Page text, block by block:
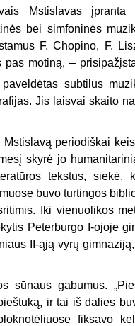
Mstislavas įpranta
bei simfoninės
F. Chopino, F.
motiną, –
subtilus
Jis laisvai skaito
periodiškai
skyrė jo
tekstus, siekė,
buvo turtingos
Iki vienuolikos
Peterburgo I-ojoje
II-ąją vyrų
sūnaus gabumus.
ir tai iš dalies
fiksavo